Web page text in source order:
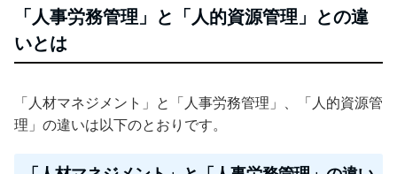
「人事労務管理」と「人的資源管理」との違
いとは
「人材マネジメント」と「人事労務管理」、「人的資源管
理」の違いは以下のとおりです。